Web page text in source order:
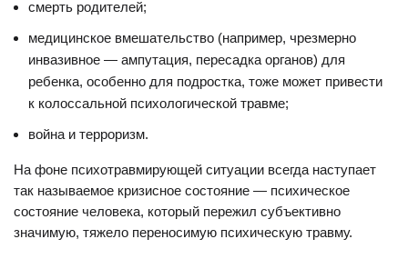
смерть родителей;
медицинское вмешательство (например, чрезмерно
инвазивное — ампутация, пересадка органов) для
ребенка, особенно для подростка, тоже может привести
к колоссальной психологической травме;
война и терроризм.
На фоне психотравмирующей ситуации всегда наступает
так называемое кризисное состояние — психическое
состояние человека, который пережил субъективно
значимую, тяжело переносимую психическую травму.